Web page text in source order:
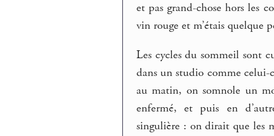
et pas grand-chose hors les
vin rouge et m’étais quelque
Les cycles du sommeil sont
dans un studio comme celui-
au matin, on somnole un
enfermé, et puis en
singulière : on dirait que les